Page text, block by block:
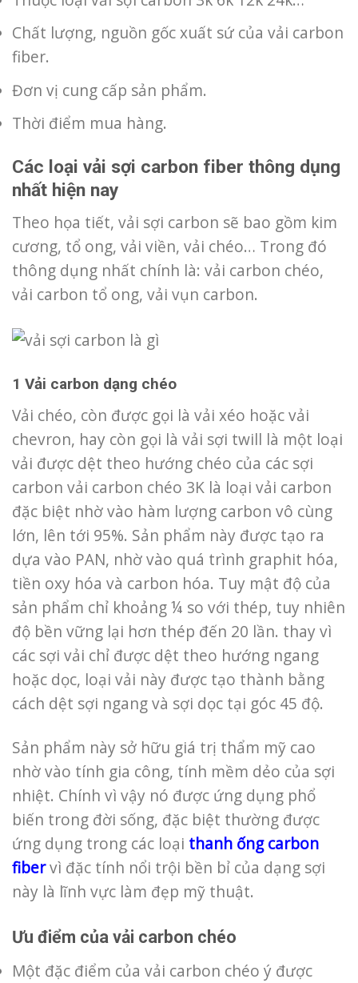
Chất lượng, nguồn gốc xuất sứ của vải carbon
fiber.
Đơn vị cung cấp sản phẩm.
Thời điểm mua hàng.
Các loại vải sợi carbon fiber thông dụng
nhất hiện nay
Theo họa tiết, vải sợi carbon sẽ bao gồm kim
cương, tổ ong, vải viền, vải chéo… Trong đó
thông dụng nhất chính là: vải carbon chéo,
vải carbon tổ ong, vải vụn carbon.
1 Vải carbon dạng chéo
Vải chéo, còn được gọi là vải xéo hoặc vải
chevron, hay còn gọi là vải sợi twill là một loại
vải được dệt theo hướng chéo của các sợi
carbon vải carbon chéo 3K là loại vải carbon
đặc biệt nhờ vào hàm lượng carbon vô cùng
lớn, lên tới 95%. Sản phẩm này được tạo ra
dựa vào PAN, nhờ vào quá trình graphit hóa,
tiền oxy hóa và carbon hóa. Tuy mật độ của
sản phẩm chỉ khoảng ¼ so với thép, tuy nhiên
độ bền vững lại hơn thép đến 20 lần. thay vì
các sợi vải chỉ được dệt theo hướng ngang
hoặc dọc, loại vải này được tạo thành bằng
cách dệt sợi ngang và sợi dọc tại góc 45 độ.
Sản phẩm này sở hữu giá trị thẩm mỹ cao
nhờ vào tính gia công, tính mềm dẻo của sợi
nhiệt. Chính vì vậy nó được ứng dụng phổ
biến trong đời sống, đặc biệt thường được
ứng dụng trong các loại thanh ống carbon
fibervì đặc tính nổi trội bền bỉ của dạng sợi
này là lĩnh vực làm đẹp mỹ thuật.
Ưu điểm của vải carbon chéo
Một đặc điểm của vải carbon chéo ý được